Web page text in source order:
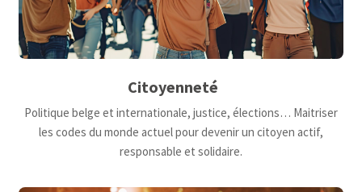
Citoyenneté
Politique belge et internationale, justice, élections… Maitriser
les codes du monde actuel pour devenir un citoyen actif,
responsable et solidaire.